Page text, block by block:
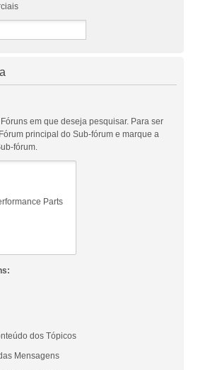
em que deseja pesquisar. Para ser
principal do Sub-fórum e marque a
fórum.
dos Tópicos
Mensagens